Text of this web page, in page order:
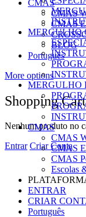
CMAS
CMAS
CMAS
BLOG
Português
More options
Shopping Cart
Nenhum produto no
Entrar Criar Conta
MERGULHO
MERGULHO
CMAS
CMAS
CMAS
CMAS
Escolas
ENTRAR
CRIAR
Português